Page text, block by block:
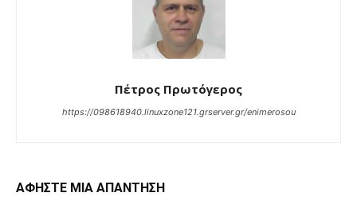
Πέτρος Πρωτόγερος
https://098618940.linuxzone121.grserver.gr/enimerosou
ΑΦΗΣΤΕ ΜΙΑ ΑΠΑΝΤΗΣΗ